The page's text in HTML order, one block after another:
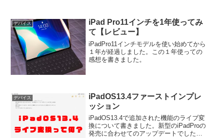
デバイス
iPad Pro11インチを1年使ってみ
て【レビュー】
iPadPro11インチモデルを使い始めてから
１年が経過しました。この１年使っての
感想を書きました。
デバイス
iPadOS13.4ファーストインプレ
ッション
iPadOS13.4で追加された機能のライブ変
換について書きました。新型のiPadProの
発売に合わせてのアップデートでしたが